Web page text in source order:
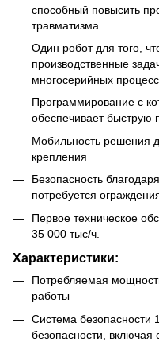
способный повысить
травматизма.
Один робот для того,
производственные
многосерийных
Программирование с
обеспечивает быструю
Мобильность решения
крепления
Безопасность
потребуется
Первое техническое
35 000 тыc/ч.
Характеристики:
Потребляемая
работы
Система безопасности
безопасности, включая